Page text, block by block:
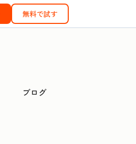
無料で試す
ブログ